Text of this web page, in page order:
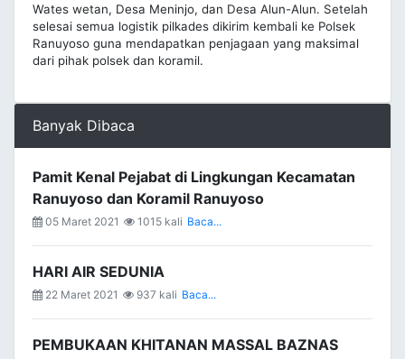
Wates wetan, Desa Meninjo, dan Desa Alun-Alun. Setelah
selesai semua logistik pilkades dikirim kembali ke Polsek
Ranuyoso guna mendapatkan penjagaan yang maksimal
dari pihak polsek dan koramil.
Banyak Dibaca
Pamit Kenal Pejabat di Lingkungan Kecamatan
Ranuyoso dan Koramil Ranuyoso
05 Maret 2021 1015 kali Baca...
HARI AIR SEDUNIA
22 Maret 2021 937 kali Baca...
PEMBUKAAN KHITANAN MASSAL BAZNAS